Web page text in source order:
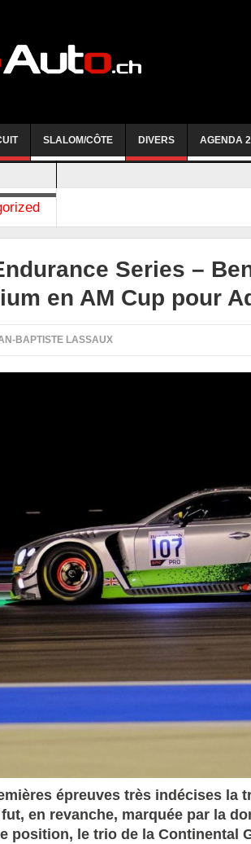
SLALOM/CÔTE DIVERS AGENDA
Series –
en AM Cup pour
BAPTISTE LASSAUX
épreuves très indécises la
en revanche, marquée par la
position, le trio de la Continental
– Morgan Supersport